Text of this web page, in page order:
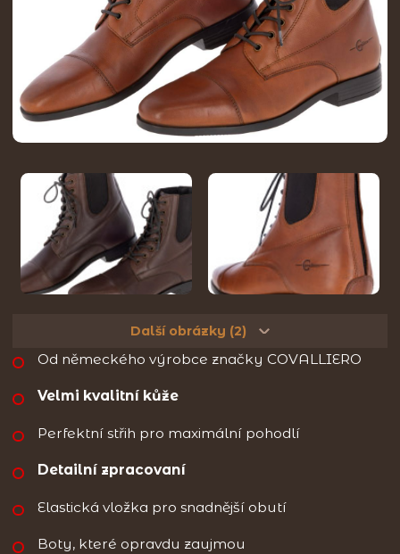
Další obrázky (2)
Od německého výrobce značky COVALLIERO
Velmi kvalitní kůže
Perfektní střih pro maximální pohodlí
Detailní zpracovaní
Elastická vložka pro snadnější obutí
Boty, které opravdu zaujmou